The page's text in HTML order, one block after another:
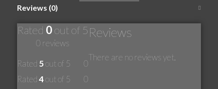
Reviews (0)
Rated 0out of 5
0 reviews
Rated 5out of 5
0
Rated4out of 5
0
Reviews
There are no reviews yet.